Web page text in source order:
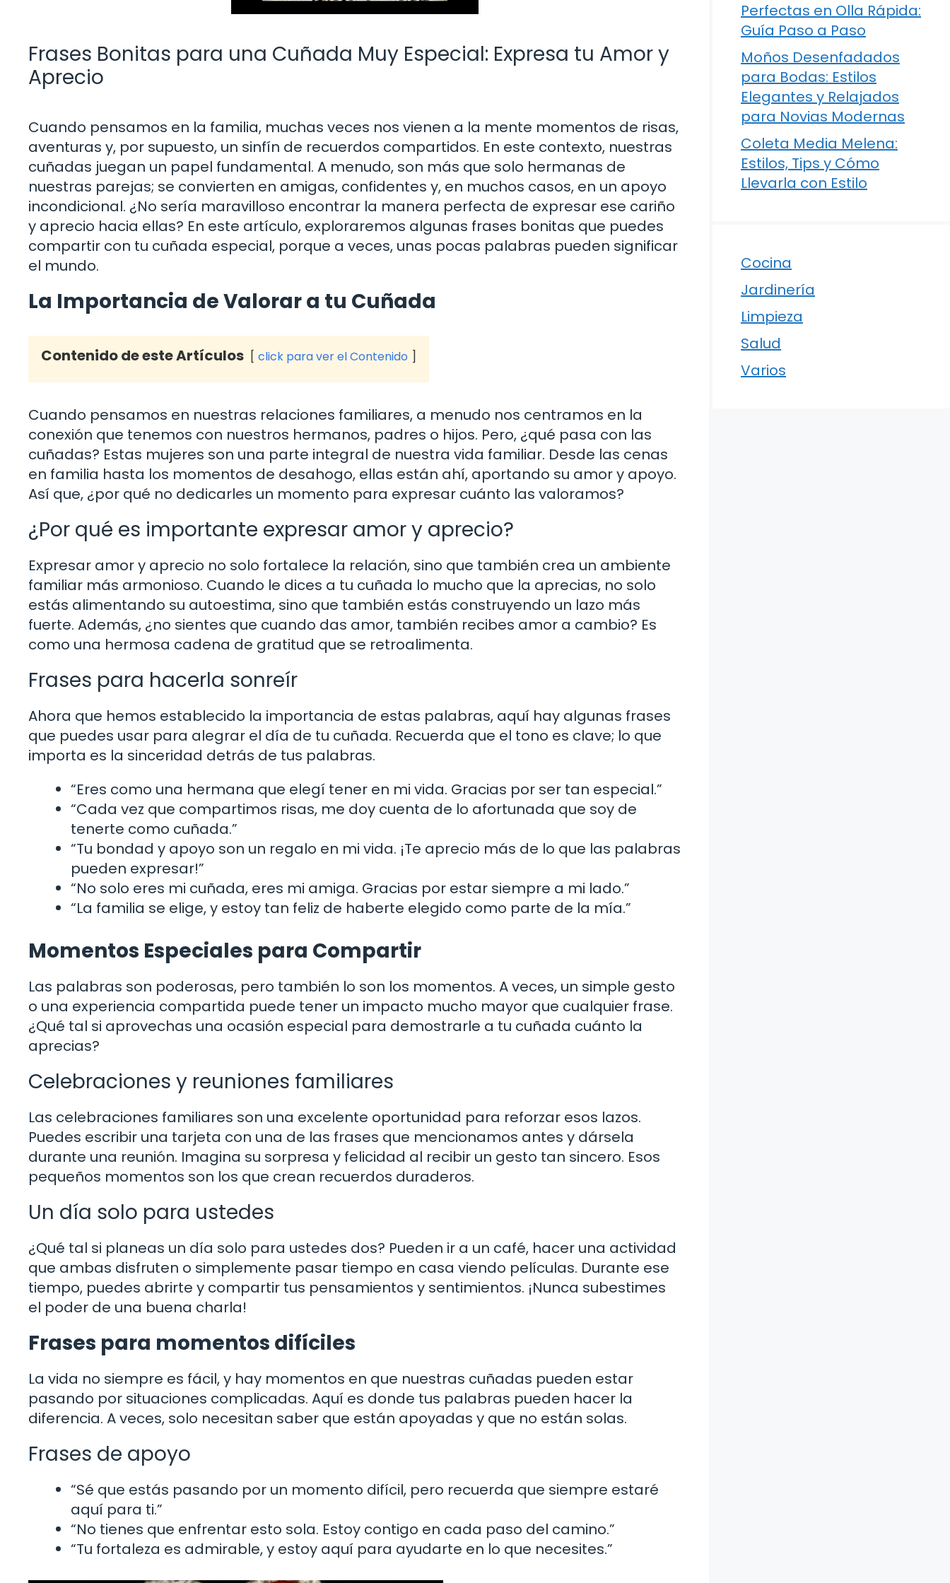
Frases Bonitas para una Cuñada Muy Especial: Expresa tu Amor y
Aprecio
Cuando pensamos en la familia, muchas veces nos vienen a la mente momentos de risas,
aventuras y, por supuesto, un sinfín de recuerdos compartidos. En este contexto, nuestras
cuñadas juegan un papel fundamental. A menudo, son más que solo hermanas de
nuestras parejas; se convierten en amigas, confidentes y, en muchos casos, en un apoyo
incondicional. ¿No sería maravilloso encontrar la manera perfecta de expresar ese cariño
y aprecio hacia ellas? En este artículo, exploraremos algunas frases bonitas que puedes
compartir con tu cuñada especial, porque a veces, unas pocas palabras pueden significar
el mundo.
La Importancia de Valorar a tu Cuñada
Contenido de este Artículos click para ver el Contenido
Cuando pensamos en nuestras relaciones familiares, a menudo nos centramos en la
conexión que tenemos con nuestros hermanos, padres o hijos. Pero, ¿qué pasa con las
cuñadas? Estas mujeres son una parte integral de nuestra vida familiar. Desde las cenas
en familia hasta los momentos de desahogo, ellas están ahí, aportando su amor y apoyo.
Así que, ¿por qué no dedicarles un momento para expresar cuánto las valoramos?
¿Por qué es importante expresar amor y aprecio?
Expresar amor y aprecio no solo fortalece la relación, sino que también crea un ambiente
familiar más armonioso. Cuando le dices a tu cuñada lo mucho que la aprecias, no solo
estás alimentando su autoestima, sino que también estás construyendo un lazo más
fuerte. Además, ¿no sientes que cuando das amor, también recibes amor a cambio? Es
como una hermosa cadena de gratitud que se retroalimenta.
Frases para hacerla sonreír
Ahora que hemos establecido la importancia de estas palabras, aquí hay algunas frases
que puedes usar para alegrar el día de tu cuñada. Recuerda que el tono es clave; lo que
importa es la sinceridad detrás de tus palabras.
“Eres como una hermana que elegí tener en mi vida. Gracias por ser tan especial.”
“Cada vez que compartimos risas, me doy cuenta de lo afortunada que soy de
tenerte como cuñada.”
“Tu bondad y apoyo son un regalo en mi vida. ¡Te aprecio más de lo que las palabras
pueden expresar!”
“No solo eres mi cuñada, eres mi amiga. Gracias por estar siempre a mi lado.”
“La familia se elige, y estoy tan feliz de haberte elegido como parte de la mía.”
Momentos Especiales para Compartir
Las palabras son poderosas, pero también lo son los momentos. A veces, un simple gesto
o una experiencia compartida puede tener un impacto mucho mayor que cualquier frase.
¿Qué tal si aprovechas una ocasión especial para demostrarle a tu cuñada cuánto la
aprecias?
Celebraciones y reuniones familiares
Las celebraciones familiares son una excelente oportunidad para reforzar esos lazos.
Puedes escribir una tarjeta con una de las frases que mencionamos antes y dársela
durante una reunión. Imagina su sorpresa y felicidad al recibir un gesto tan sincero. Esos
pequeños momentos son los que crean recuerdos duraderos.
Un día solo para ustedes
¿Qué tal si planeas un día solo para ustedes dos? Pueden ir a un café, hacer una actividad
que ambas disfruten o simplemente pasar tiempo en casa viendo películas. Durante ese
tiempo, puedes abrirte y compartir tus pensamientos y sentimientos. ¡Nunca subestimes
el poder de una buena charla!
Frases para momentos difíciles
La vida no siempre es fácil, y hay momentos en que nuestras cuñadas pueden estar
pasando por situaciones complicadas. Aquí es donde tus palabras pueden hacer la
diferencia. A veces, solo necesitan saber que están apoyadas y que no están solas.
Frases de apoyo
“Sé que estás pasando por un momento difícil, pero recuerda que siempre estaré
aquí para ti.”
“No tienes que enfrentar esto sola. Estoy contigo en cada paso del camino.”
“Tu fortaleza es admirable, y estoy aquí para ayudarte en lo que necesites.”
Perfectas en Olla Rápida:
Guía Paso a Paso
Moños Desenfadados
para Bodas: Estilos
Elegantes y Relajados
para Novias Modernas
Coleta Media Melena:
Estilos, Tips y Cómo
Llevarla con Estilo
Cocina
Jardinería
Limpieza
Salud
Varios